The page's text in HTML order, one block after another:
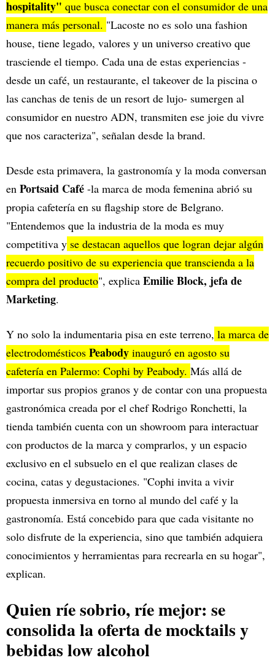
hospitality" que busca conectar con el consumidor de una
manera más personal. "Lacoste no es solo una fashion
house, tiene legado, valores y un universo creativo que
trasciende el tiempo. Cada una de estas experiencias -
desde un café, un restaurante, el takeover de la piscina o
las canchas de tenis de un resort de lujo- sumergen al
consumidor en nuestro ADN, transmiten ese joie du vivre
que nos caracteriza", señalan desde la brand.
Desde esta primavera, la gastronomía y la moda conversan
en Portsaid Café -la marca de moda femenina abrió su
propia cafetería en su flagship store de Belgrano.
"Entendemos que la industria de la moda es muy
competitiva y se destacan aquellos que logran dejar algún
recuerdo positivo de su experiencia que transcienda a la
compra del producto", explica Emilie Block, jefa de
Marketing.
Y no solo la indumentaria pisa en este terreno, la marca de
electrodomésticos Peabody inauguró en agosto su
cafetería en Palermo: Cophi by Peabody. Más allá de
importar sus propios granos y de contar con una propuesta
gastronómica creada por el chef Rodrigo Ronchetti, la
tienda también cuenta con un showroom para interactuar
con productos de la marca y comprarlos, y un espacio
exclusivo en el subsuelo en el que realizan clases de
cocina, catas y degustaciones. "Cophi invita a vivir
propuesta inmersiva en torno al mundo del café y la
gastronomía. Está concebido para que cada visitante no
solo disfrute de la experiencia, sino que también adquiera
conocimientos y herramientas para recrearla en su hogar",
explican.
Quien ríe sobrio, ríe mejor: se
consolida la oferta de mocktails y
bebidas low alcohol